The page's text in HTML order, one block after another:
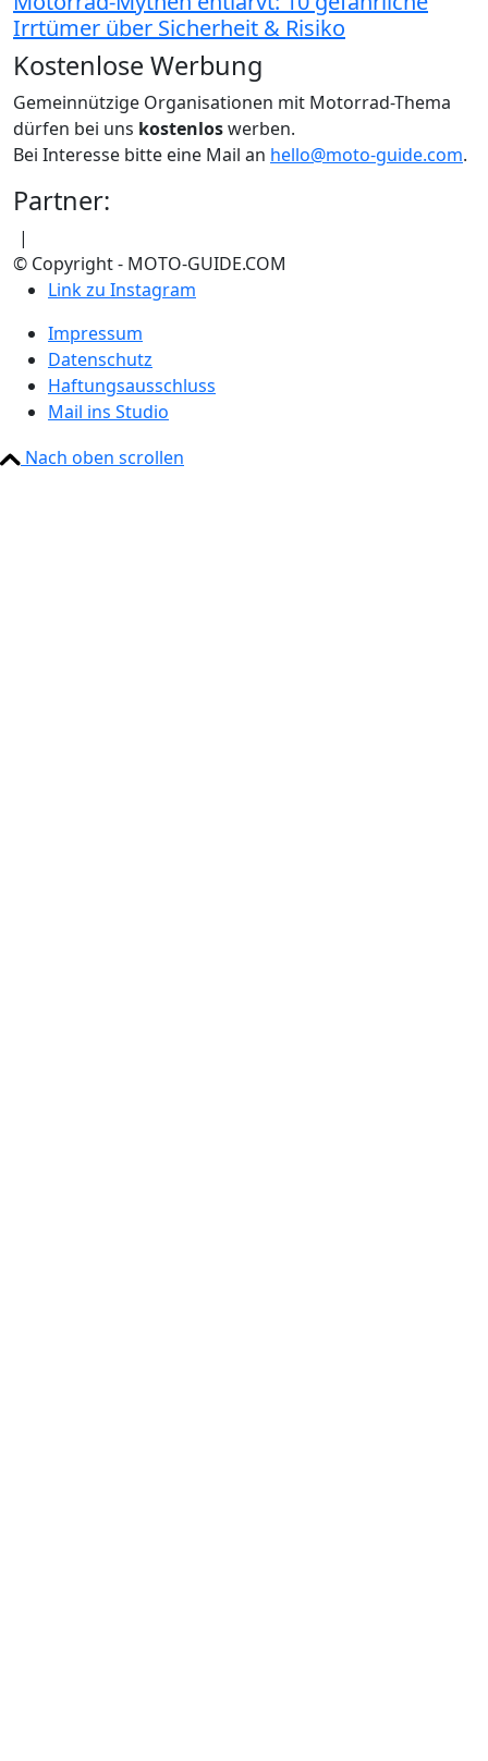
Irrtümer über Sicherheit & Risiko
Kostenlose Werbung
Gemeinnützige Organisationen mit Motorrad-Thema
dürfen bei uns kostenloswerben.
Bei Interesse bitte eine Mail an hello@moto-guide.com.
Partner:
|
© Copyright - MOTO-GUIDE.COM
Link zu Instagram
Impressum
Datenschutz
Haftungsausschluss
Mail ins Studio
Nach oben scrollen